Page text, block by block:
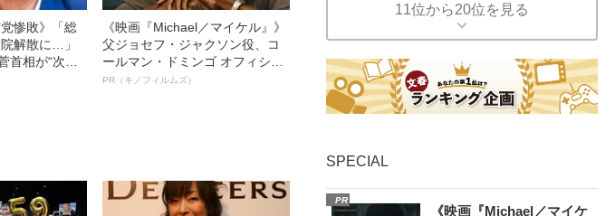
惨敗》「総
解散に…」
首相が“次に
《映画『Michael／マイケル』》
父ジョセフ・ジャクソン役、コ
ールマン・ドミンゴ オフィシャ
ルインタビュー“観客を魅了した
PR（キノフィルムズ）
11位から20位を見る
SPECIAL
PR
《映画『Michael／マイケ